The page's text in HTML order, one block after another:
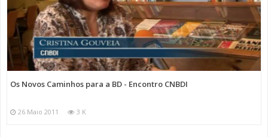
Os Novos Caminhos para a BD - Encontro CNBDI
26 Maio 2011 3 K